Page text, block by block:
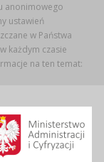
anonimowego
ustawień
w Państwa
każdym czasie
na ten temat: